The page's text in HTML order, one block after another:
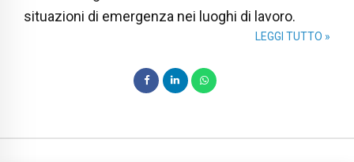
situazioni di emergenza nei luoghi di lavoro.
LEGGI TUTTO »